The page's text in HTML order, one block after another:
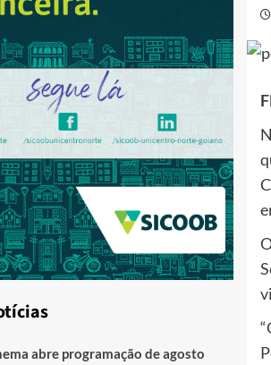
abre programação de agosto